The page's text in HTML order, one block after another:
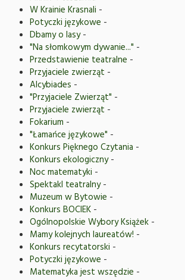
W Krainie Krasnali -
Potyczki językowe -
Dbamy o lasy-
"Na słomkowym dywanie..." -
Przedstawienie teatralne -
Przyjaciele zwierząt -
Alcybiades -
"Przyjaciele Zwierząt" -
Przyjaciele zwierząt -
Fokarium -
"Łamańce językowe" -
Konkurs Pięknego Czytania -
Konkurs ekologiczny-
Noc matematyki -
Spektakl teatralny-
Muzeum w Bytowie -
Konkurs BOCIEK -
Ogólnopolskie Wybory Książek -
Mamy kolejnych laureatów! -
Konkurs recytatorski -
Potyczki językowe -
Matematyka jest wszędzie -